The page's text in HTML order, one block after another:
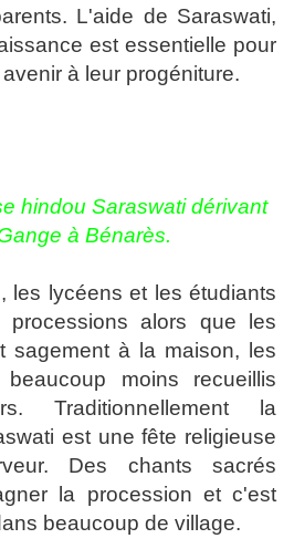
L'aide de Saraswati,
est essentielle pour
à leur progéniture.
hindou Saraswati dérivant
à Bénarès.
lycéens et les étudiants
processions alors que les
sagement à la maison, les
moins recueillis
Traditionnellement la
est une fête religieuse
Des chants sacrés
la procession et c'est
beaucoup de village.